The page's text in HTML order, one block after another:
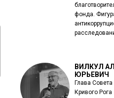
фонда.
ВИЛКУЛ
ЮРЬЕВИЧ
Глава
Кривого Рога